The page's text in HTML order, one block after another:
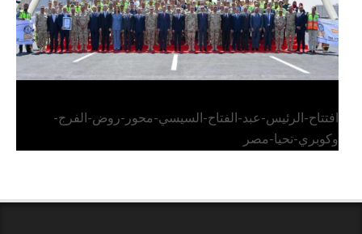
افتتاح-الرئيس-عبد-الفتاح-السيسي-محور-روض-الفرج-
وكوبري-تحيا-مصر